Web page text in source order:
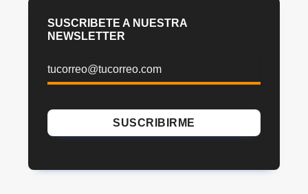
SUSCRIBETE A NUESTRA
NEWSLETTER